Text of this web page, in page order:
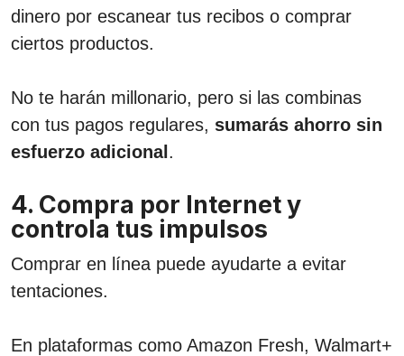
dinero por escanear tus recibos o comprar
ciertos productos.
No te harán millonario, pero si las combinas
con tus pagos regulares, sumarás ahorro sin
esfuerzo adicional .
4. Compra por Internet y
controla tus impulsos
Comprar en línea puede ayudarte a evitar
tentaciones.
En plataformas como Amazon Fresh, Walmart+